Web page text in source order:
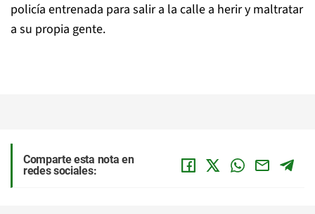
policía entrenada para salir a la calle a herir y maltratar
a su propia gente.
Comparte esta nota en
redes sociales: